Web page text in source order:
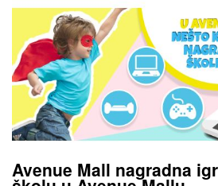
Avenue Mall nagradna